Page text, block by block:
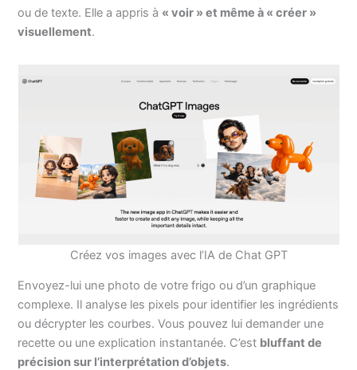
ou de texte. Elle a appris à « voir » et même à « créer »
visuellement.
Créez vos images avec l’IA de Chat GPT
Envoyez-lui une photo de votre frigo ou d’un graphique
complexe. Il analyse les pixels pour identifier les ingrédients
ou décrypter les courbes. Vous pouvez lui demander une
recette ou une explication instantanée. C’est bluffant de
précision sur l’interprétation d’objets.